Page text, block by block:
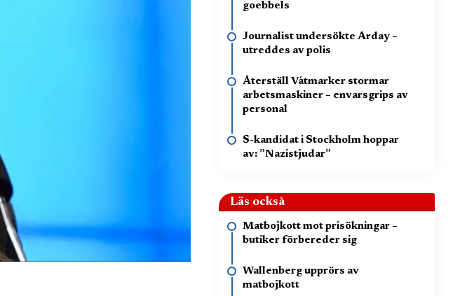
goebbels
Journalist undersökte Arday –
utreddes av polis
Återställ Våtmarker stormar
arbetsmaskiner – envarsgrips av
personal
S-kandidat i Stockholm hoppar
av: ”Nazistjudar”
Läs också
Matbojkott mot prisökningar –
butiker förbereder sig
Wallenberg upprörs av
matbojkott